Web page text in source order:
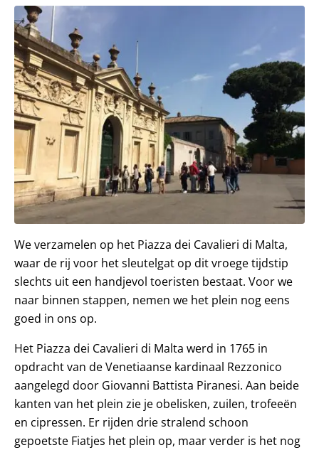
We verzamelen op het Piazza dei Cavalieri di Malta,
waar de rij voor het sleutelgat op dit vroege tijdstip
slechts uit een handjevol toeristen bestaat. Voor we
naar binnen stappen, nemen we het plein nog eens
goed in ons op.
Het Piazza dei Cavalieri di Malta werd in 1765 in
opdracht van de Venetiaanse kardinaal Rezzonico
aangelegd door Giovanni Battista Piranesi. Aan beide
kanten van het plein zie je obelisken, zuilen, trofeeën
en cipressen. Er rijden drie stralend schoon
gepoetste Fiatjes het plein op, maar verder is het nog